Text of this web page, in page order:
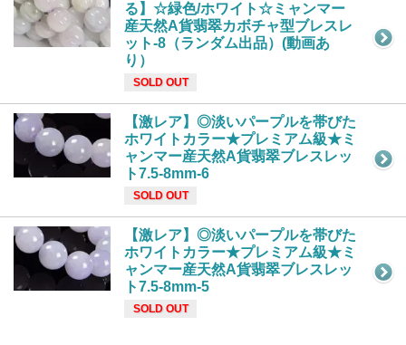
る】☆緑色/ホワイト☆ミャンマー
産天然A貨翡翠カボチャ型ブレスレ
ット-8（ランダム出品）(動画あ
り）
SOLD OUT
【激レア】◎淡いパープルを帯びた
ホワイトカラー★プレミアム級★ミ
ャンマー産天然A貨翡翠ブレスレッ
ト7.5-8mm-6
SOLD OUT
【激レア】◎淡いパープルを帯びた
ホワイトカラー★プレミアム級★ミ
ャンマー産天然A貨翡翠ブレスレッ
ト7.5-8mm-5
SOLD OUT